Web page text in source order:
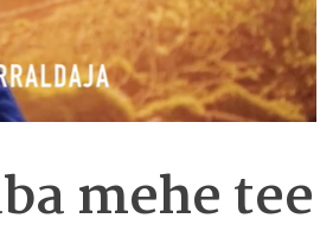
mehe tee